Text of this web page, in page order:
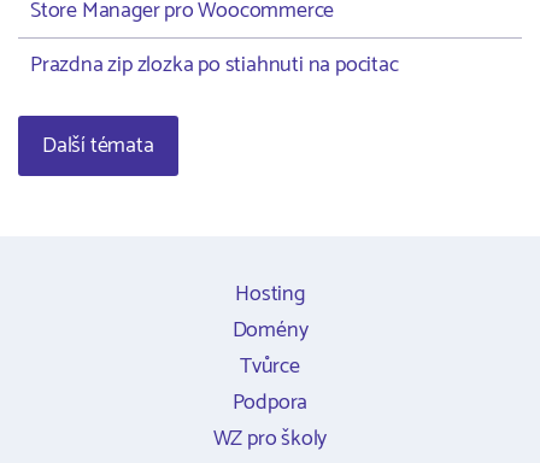
Store Manager pro Woocommerce
Prazdna zip zlozka po stiahnuti na pocitac
Další témata
Hosting
Domény
Tvůrce
Podpora
WZ pro školy